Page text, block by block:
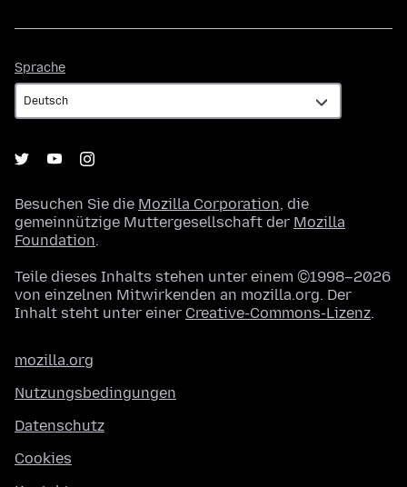
Sprache
Besuchen Sie die Mozilla Corporation, die
gemeinnützige Muttergesellschaft der Mozilla
Foundation.
Teile dieses Inhalts stehen unter einem ©1998–2026
von einzelnen Mitwirkenden an mozilla.org. Der
Inhalt steht unter einer Creative-Commons-Lizenz.
mozilla.org
Nutzungsbedingungen
Datenschutz
Cookies